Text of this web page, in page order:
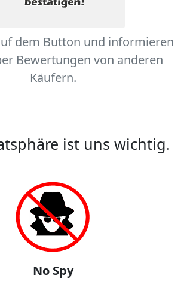
dem Button und informieren
Bewertungen von anderen
Käufern.
ist uns wichtig.
No Spy